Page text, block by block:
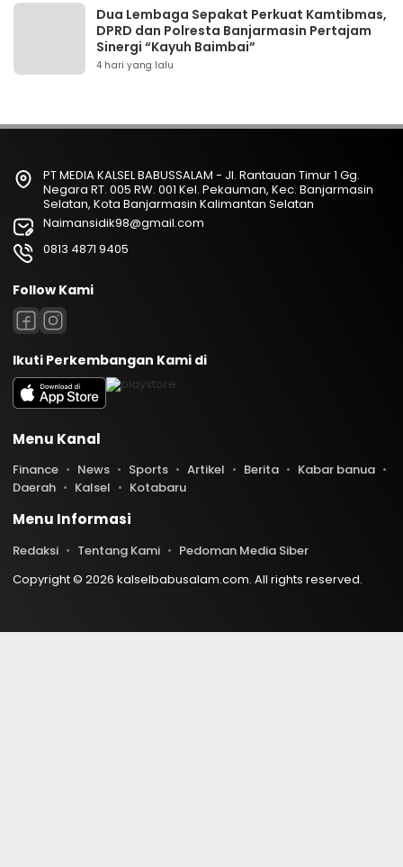
Dua Lembaga Sepakat Perkuat Kamtibmas,
DPRD dan Polresta Banjarmasin Pertajam
Sinergi “Kayuh Baimbai”
4 hari yang lalu
PT MEDIA KALSEL BABUSSALAM - Jl. Rantauan Timur 1 Gg.
Negara RT. 005 RW. 001 Kel. Pekauman, Kec. Banjarmasin
Selatan, Kota Banjarmasin Kalimantan Selatan
Naimansidik98@gmail.com
0813 4871 9405
Follow Kami
Ikuti Perkembangan Kami di
Menu Kanal
Finance News Sports Artikel Berita
Kabar banua
Daerah
Kalsel Kotabaru
Menu Informasi
Redaksi Tentang Kami
Pedoman Media Siber
Copyright © 2026 kalselbabusalam.com. All rights reserved.